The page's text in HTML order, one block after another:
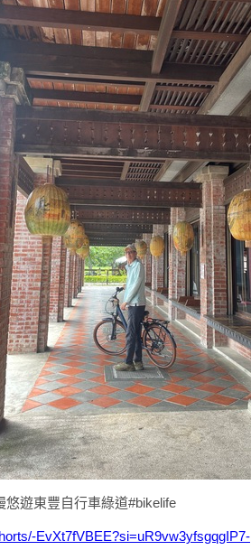
遊東豐自行車綠道#bikelife
EvXt7fVBEE?si=uR9vw3yfsgqgIP7-